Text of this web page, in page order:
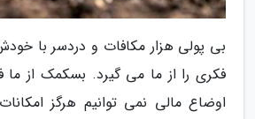
بی پولی هزار مکافات و دردسر با
فکری را از ما می گیرد. بسکمک از ما
اوضاع مالی نمی توانیم هرگز